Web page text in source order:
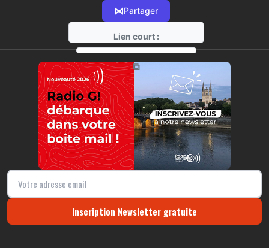
⋈Partager
Lien court :
https://radio-g.fr?18305
⧉
Inscription Newsletter gratuite